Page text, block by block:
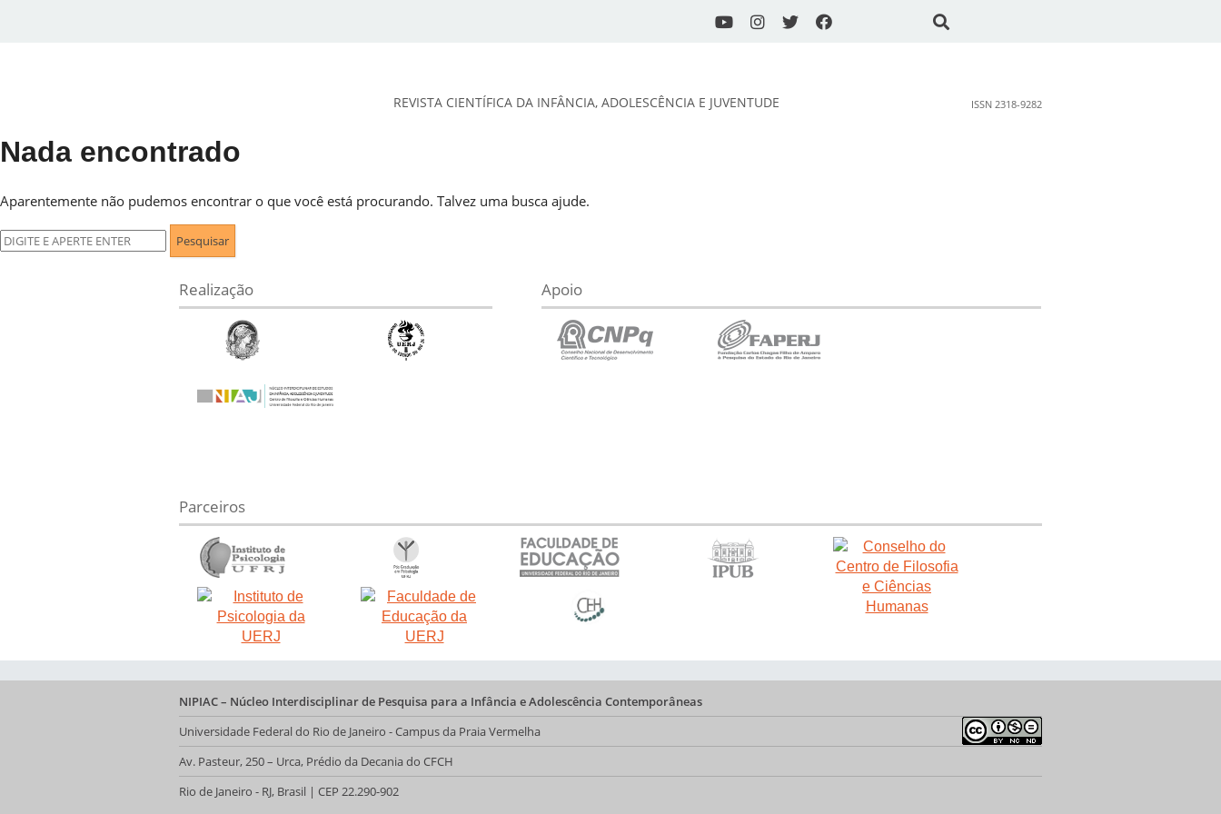
DESidades
REVISTA CIENTÍFICA DA INFÂNCIA, ADOLESCÊNCIA E JUVENTUDE ISSN 2318-9282
Nada encontrado
Aparentemente não pudemos encontrar o que você está procurando. Talvez uma busca ajude.
Pesquisar
por:
Realização Apoio
Parceiros
NIPIAC – Núcleo Interdisciplinar de Pesquisa para a Infância e Adolescência Contemporâneas
Universidade Federal do Rio de Janeiro - Campus da Praia Vermelha
Av. Pasteur, 250 – Urca, Prédio da Decania do CFCH
Rio de Janeiro - RJ, Brasil | CEP 22.290-902